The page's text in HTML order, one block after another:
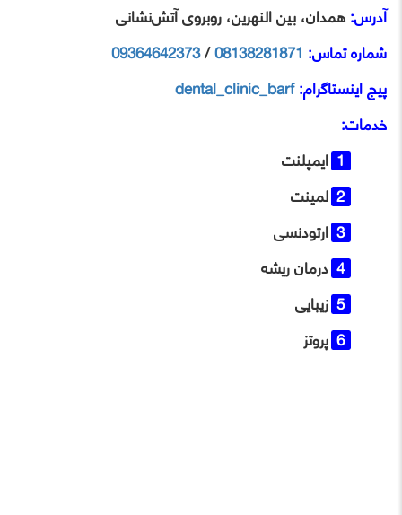
آدرس:همدان، بین النهرین، روبروی آتش‌نشانی
شماره تماس: 08138281871
/
09364642373
پیج اینستاگرام:dental_clinic_barf
خدمات:
ایمپلنت
لمینت
ارتودنسی
درمان ریشه
زیبایی
پروتز